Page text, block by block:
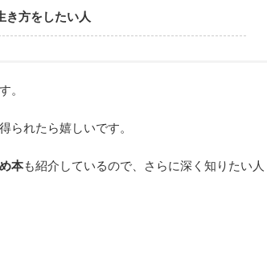
き方をしたい人
。
られたら嬉しいです。
本も紹介しているので、さらに深く知りたい人